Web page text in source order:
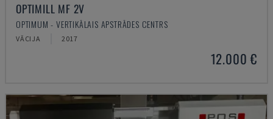
OPTIMILL MF 2V
OPTIMUM - VERTIKĀLAIS APSTRĀDES CENTRS
VĀCIJA 2017
12.000 €